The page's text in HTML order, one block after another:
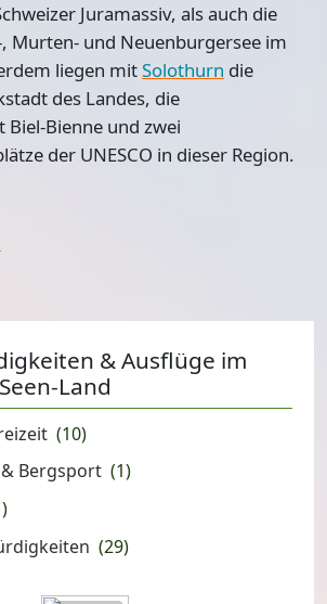
Juramassiv, als auch die
Murten- und Neuenburgersee im
liegen mitSolothurn die
des Landes, die
Bienne und zwei
der UNESCO in dieser Region.
& Ausflüge im
Land
(10)
Bergsport (1)
(29)